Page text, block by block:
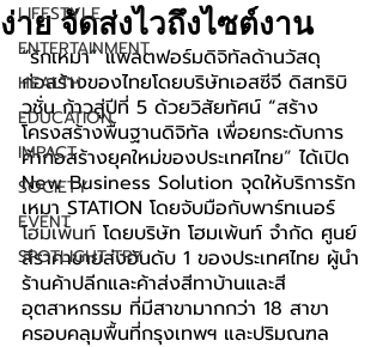
LIFESTYLE
ENTERTAINMENT
HEALTH
EDUCATION
IMPACT
SOCIETY
EVENT
SPOTLIGHT TRY
ง่าย จัดส่งไวถึงไซต์งาน
“รักเหมา” แพลตฟอร์มดิจิทัลด้านวัสดุ
ก่อสร้างของไทยโดยบริษัทเอสซีจี ดิสทริบิ
วชั่น ก้าวสู่ปีที่ 5 ด้วยวิสัยทัศน์ “สร้าง
โครงสร้างพื้นฐานดิจิทัล เพื่อยกระดับการ
ค้าก่อสร้างยุคใหม่ของประเทศไทย” ได้เปิด
New Business Solution จุดให้บริการรัก
เหมา STATION โดยจับมือกับพาร์ทเนอร์
โฮมเพ้นท์ โดยบริษัท โฮมเพ้นท์ จำกัด ศูนย์
สีราคาขายส่งอันดับ 1 ของประเทศไทย ผู้นำ
ร้านค้าปลีกและค้าส่งสีทาบ้านและสี
อุตสาหกรรม ที่มีสาขามากกว่า 18 สาขา
ครอบคลุมพื้นที่กรุงเทพฯ และปริมณฑล